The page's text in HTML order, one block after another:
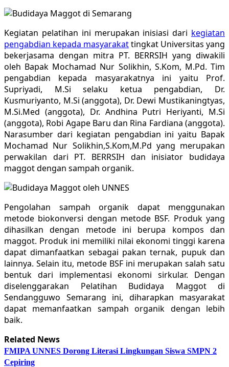
Kegiatan pelatihan ini merupakan inisiasi dari kegiatan
pengabdian kepada masyarakattingkat Universitas yang
bekerjasama dengan mitra PT. BERRSIH yang diwakili
oleh Bapak Mochamad Nur Solikhin, S.Kom, M.Pd. Tim
pengabdian kepada masyarakatnya ini yaitu Prof.
Supriyadi, M.Si selaku ketua pengabdian, Dr.
Kusmuriyanto, M.Si (anggota), Dr. Dewi Mustikaningtyas,
M.Si.Med (anggota), Dr. Andhina Putri Heriyanti, M.Si
(anggota), Robi Agape Baru dan Rina Fardiana (anggota).
Narasumber dari kegiatan pengabdian ini yaitu Bapak
Mochamad Nur Solikhin,S.Kom,M.Pd yang merupakan
perwakilan dari PT. BERRSIH dan inisiator budidaya
maggot dengan sampah organik.
Pengolahan sampah organik dapat menggunakan
metode biokonversi dengan metode BSF. Produk yang
dihasilkan dengan metode ini berupa kompos dan
maggot. Produk ini memiliki nilai ekonomi tinggi karena
dapat dimanfaatkan sebagai pakan ternak, pupuk dan
lainnya. Selain itu, metode BSF ini merupakan salah satu
bentuk dari implementasi ekonomi sirkular. Dengan
diselenggarakan Pelatihan Budidaya Maggot di
Sendangguwo Semarang ini, diharapkan masyarakat
dapat memanfaatkan sampah organik dengan lebih
baik.
Related News
FMIPA UNNES Dorong Literasi Lingkungan Siswa SMPN 2
Cepiring